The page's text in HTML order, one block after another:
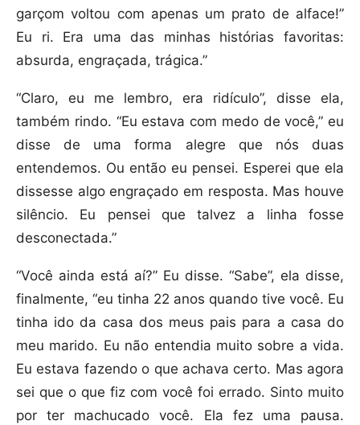
garçom voltou com apenas um prato de alface!”
Eu ri. Era uma das minhas histórias favoritas:
absurda, engraçada, trágica.”
“Claro, eu me lembro, era ridículo”, disse ela,
também rindo. “Eu estava com medo de você,” eu
disse de uma forma alegre que nós duas
entendemos. Ou então eu pensei. Esperei que ela
dissesse algo engraçado em resposta. Mas houve
silêncio. Eu pensei que talvez a linha fosse
desconectada.”
“Você ainda está aí?” Eu disse. “Sabe”, ela disse,
finalmente, “eu tinha 22 anos quando tive você. Eu
tinha ido da casa dos meus pais para a casa do
meu marido. Eu não entendia muito sobre a vida.
Eu estava fazendo o que achava certo. Mas agora
sei que o que fiz com você foi errado. Sinto muito
por ter machucado você. Ela fez uma pausa.